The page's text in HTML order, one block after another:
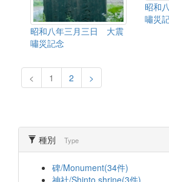
昭和
嘯災
昭和八年三月三日 大震
嘯災記念
< 1 2 >
種別 Type
碑/Monument(34件)
神社/Shinto shrine(3件)